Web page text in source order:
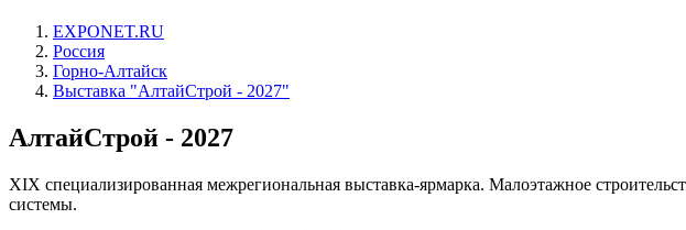
EXPONET.RU
Россия
Горно-Алтайск
Выставка "АлтайСтрой - 2027"
АлтайСтрой - 2027
XIX специализированная межрегиональная выставка-ярмарка. Малоэтажное
системы.